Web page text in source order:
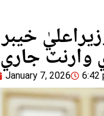
وارنٽ
January 7, 2026 6:42